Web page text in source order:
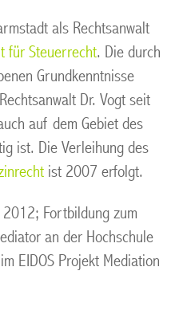
als Rechtsanwalt
für Steuerrecht. Die durch
Grundkenntnisse
Dr. Vogt seit
auf dem Gebiet des
ist. Die Verleihung des
ist 2007 erfolgt.
Fortbildung zum
an der Hochschule
EIDOS Projekt Mediation